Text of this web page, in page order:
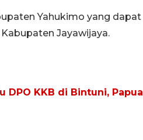
Yahukimo yang dapat
Jayawijaya.
DPO KKB di Bintuni, Papua